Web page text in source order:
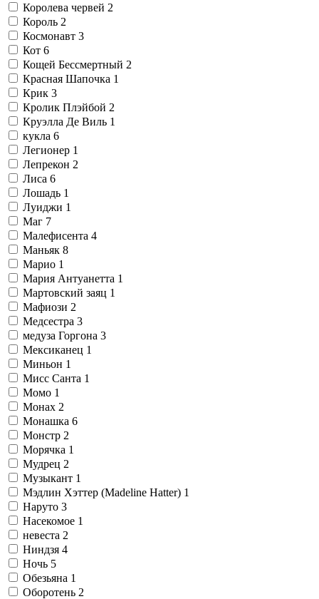
Королева червей 2
Король 2
Космонавт 3
Кот 6
Кощей Бессмертный 2
Красная Шапочка 1
Крик 3
Кролик Плэйбой 2
Круэлла Де Виль 1
кукла 6
Легионер 1
Лепрекон 2
Лиса 6
Лошадь 1
Луиджи 1
Маг 7
Малефисента 4
Маньяк 8
Марио 1
Мария Антуанетта 1
Мартовский заяц 1
Мафиози 2
Медсестра 3
медуза Горгона 3
Мексиканец 1
Миньон 1
Мисс Санта 1
Момо 1
Монах 2
Монашка 6
Монстр 2
Морячка 1
Мудрец 2
Музыкант 1
Мэдлин Хэттер (Madeline Hatter) 1
Наруто 3
Насекомое 1
невеста 2
Ниндзя 4
Ночь 5
Обезьяна 1
Оборотень 2